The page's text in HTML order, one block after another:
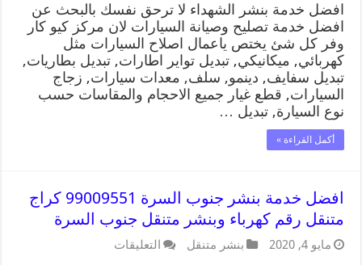
افضل خدمة بنشر الشهداء لا ترحق نفسك بالبحث عن
افضل خدمة تصليح وصيانة السيارات لان مركز كيو كار
وفر كل شئ يختص ياعمال اصلاح السيارات مثل
كهربائي, ميكانيكي, تبديل تواير اطارات, تبديل بطاريات,
تبديل سفايف, دينمو, سلف, معدات سيارات, زجاج
السيارات, قطع غيار جميع الاحجام والمقاسات حسب
نوع السيارة, تبديل …
أكمل القراءة »
افضل خدمة بنشر جنوب السرة 99009551 كراج
متنقل رقم كهرباء وبنشر متنقل جنوب السرة
مايو 4, 2020 بنشر متنقل التعليقات